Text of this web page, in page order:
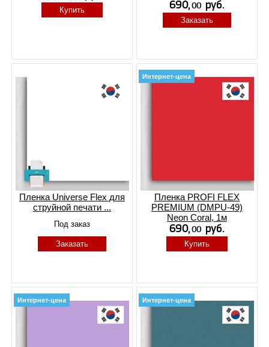
Купить
Заказать
Пленка Universe Flex для
струйной печати ...
Под заказ
Заказать
Интернет-цена
Пленка PROFI FLEX
PREMIUM (DMPU-49)
Neon Coral, 1м
Купить
Интернет-цена Интернет-цена